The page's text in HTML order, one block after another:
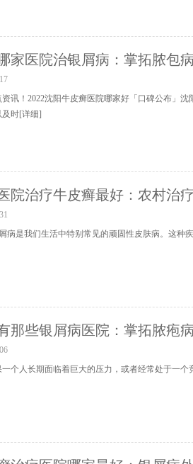
家医院治银屑病：掌拓脓包
资讯！2022沈阳牛皮癣医院哪家好「口碑公布」
及时[详细]
院治疗牛皮癣最好：农村治
病是我们生活中特别常见的顽固性皮肤病。这种
那些银屑病医院：掌拓脓疱
一个人长期面临着巨大的压力，或者经常处于一